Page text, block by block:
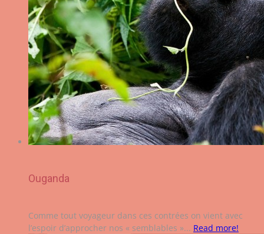
Ouganda
Comme tout voyageur dans ces contrées on vient avec
l’espoir d’approcher nos « semblables »... Read more!